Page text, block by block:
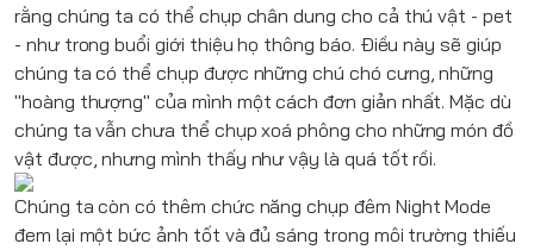
rằng chúng ta có thể chụp chân dung cho cả thú vật - pet
- như trong buổi giới thiệu họ thông báo. Điều này sẽ giúp
chúng ta có thể chụp được những chú chó cưng, những
"hoàng thượng" của mình một cách đơn giản nhất. Mặc dù
chúng ta vẫn chưa thể chụp xoá phông cho những món đồ
vật được, nhưng mình thấy như vậy là quá tốt rồi.
Chúng ta còn có thêm chức năng chụp đêm Night Mode
đem lại một bức ảnh tốt và đủ sáng trong môi trường thiếu